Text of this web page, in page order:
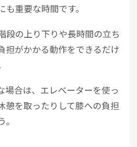
重要な時間です。
段の上り下りや長時間の立ち
担がかかる動作をできるだけ
場合は、エレベーターを使っ
憩を取ったりして膝への負担